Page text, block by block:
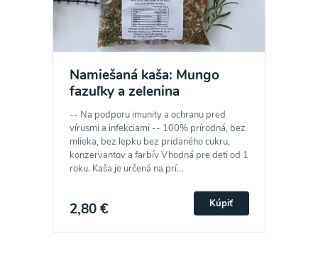
Namiešaná kaša: Mungo
fazuľky a zelenina
-- Na podporu imunity a ochranu pred
vírusmi a infekciami -- 100% prírodná, bez
mlieka, bez lepku bez pridaného cukru,
konzervantov a farbív Vhodná pre deti od 1
roku. Kaša je určená na prí...
2,80 € Kúpiť